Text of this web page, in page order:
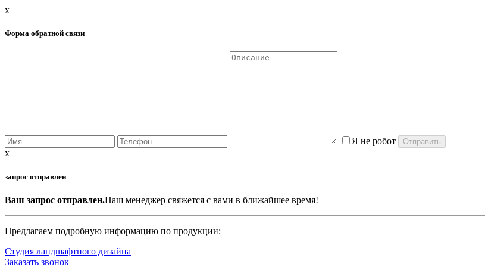
x
Форма обратной связи
Я не робот
x
запрос отправлен
Ваш запрос отправлен.Наш менеджер свяжется с вами в ближайшее время!
Предлагаем подробную информацию по продукции:
Студия ландшафтного дизайна
Заказать звонок